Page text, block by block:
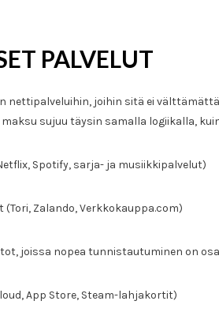
PALVELUT
nettipalveluihin, joihin sitä ei
sujuu täysin samalla logiikalla,
Spotify, sarja- ja musiikkipalvelut)
Zalando, Verkkokauppa.com)
joissa nopea tunnistautuminen on
App Store, Steam-lahjakortit)